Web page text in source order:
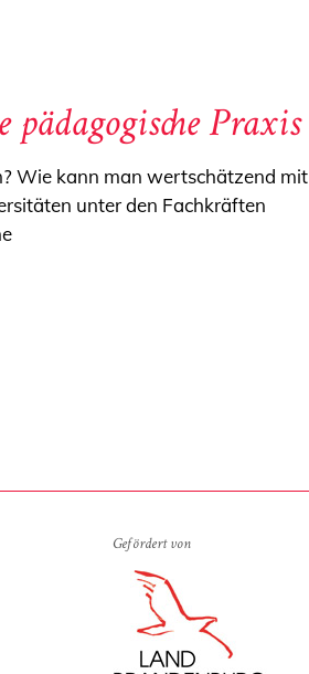
Praxis
Wie kann man wertschätzend mit
unter den Fachkräften
Gefördert von